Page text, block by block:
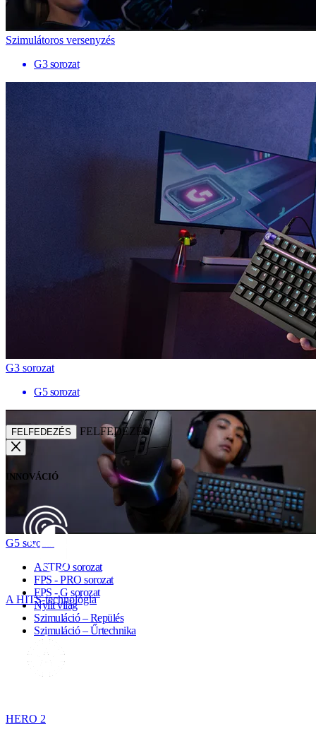
Szimulátoros versenyzés
G3 sorozat
G3 sorozat
G5 sorozat
G5 sorozat
ASTRO sorozat
FPS - PRO sorozat
FPS - G sorozat
Nyílt világ
Szimuláció – Repülés
Szimuláció – Űrtechnika
FELFEDEZÉS FELFEDEZÉS
INNOVÁCIÓ
A HITS-technológia
HERO 2